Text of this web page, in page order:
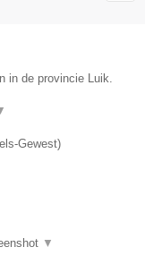
in de provincie Luik.
Gewest)
▼